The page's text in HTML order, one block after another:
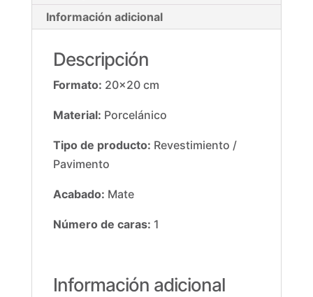
Información adicional
Descripción
Formato: 20×20 cm
Material: Porcelánico
Tipo de producto: Revestimiento /
Pavimento
Acabado: Mate
Número de caras: 1
Información adicional